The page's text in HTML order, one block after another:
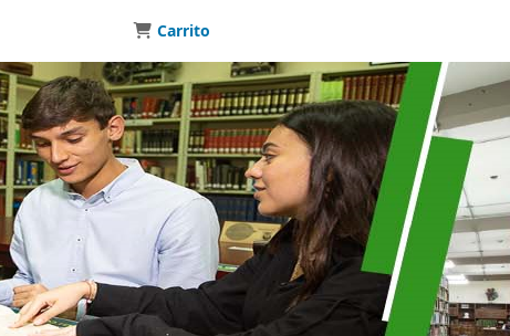
Carrito